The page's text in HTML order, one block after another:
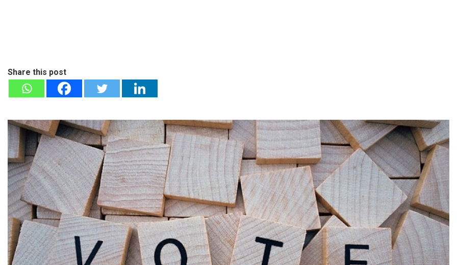
Share this post